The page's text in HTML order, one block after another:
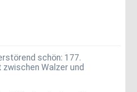
schön: 177.
zwischen Walzer und